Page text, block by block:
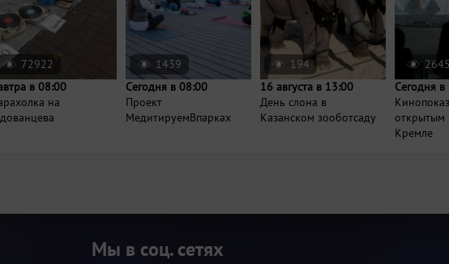
72922
в 08:00
на
1439
Сегодня в 08:00
Проект
МедитируемВпарках
194
16 августа в 13:00
День слона в
Казанском зооботсаду
2645
Сегодня
открытым
Кремле
Мы в соц. сетях